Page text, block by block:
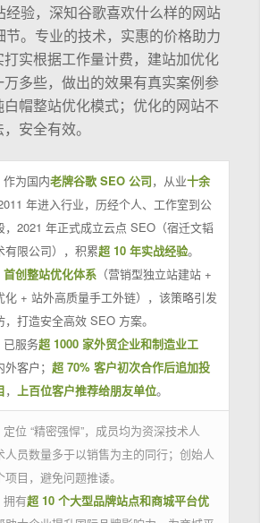
经验，深知谷歌喜欢什么样的网站
节。专业的技术，实惠的价格助力
实根据工作量计费，建站加优化
多些，做出的效果有真实案例参
帽整站优化模式；优化的网站不
安全有效。
作为国内老牌谷歌 SEO 公司，从业十余
年进入行业，历经个人、工作室到公
，2021 年正式成立云点 SEO（宿迁文韬
有限公司），积累超 10 年实战经验。
首创整站优化体系（营销型独立站建站 +
化 + 站外高质量手工外链），该策略引发
打造安全高效 SEO 方案。
已服务超 1000 家外贸企业和制造业工
客户； 超 70% 客户初次合作后追加投
， 上百位客户推荐给朋友单位。
定位 “精密强悍”，成员均为资深技术人
人员数量多于以销售为主的同行；创始人
目，避免问题推诿。
拥有超 10 个大型品牌站点和商城平台优